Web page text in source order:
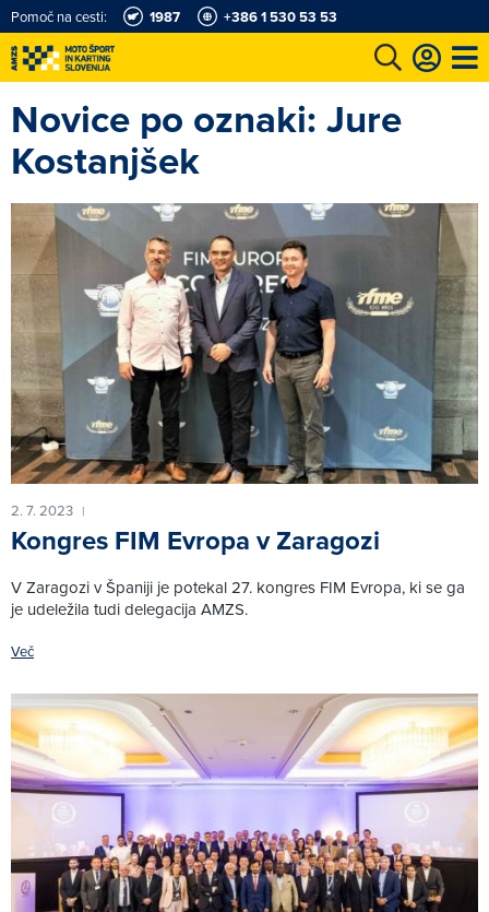
Pomoč na cesti: 1987 +386 1 530 53 53
Karting in motošportni center Najboljši za volanom
Novice po oznaki: Jure
Kostanjšek
2. 7. 2023 |
Kongres FIM Evropa v Zaragozi
V Zaragozi v Španiji je potekal 27. kongres FIM Evropa, ki se ga
je udeležila tudi delegacija AMZS.
Več